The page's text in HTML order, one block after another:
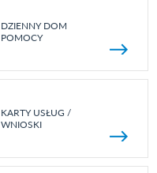
DZIENNY DOM
POMOCY
KARTY USŁUG /
WNIOSKI